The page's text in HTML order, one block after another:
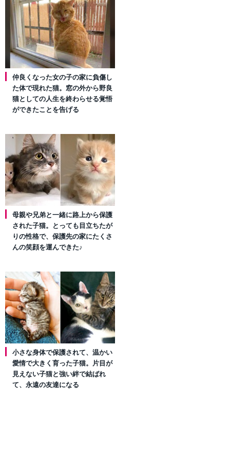
仲良くなった女の子の家に負傷し
た体で現れた猫。窓の外から野良
猫としての人生を終わらせる覚悟
ができたことを告げる
母親や兄弟と一緒に路上から保護
された子猫。とっても目立ちたが
りの性格で、保護先の家にたくさ
んの笑顔を運んできた♪
小さな身体で保護されて、温かい
愛情で大きく育った子猫。片目が
見えない子猫と強い絆で結ばれ
て、永遠の友達になる